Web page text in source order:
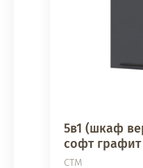
5в1 (шкаф
софт графит
СТМ